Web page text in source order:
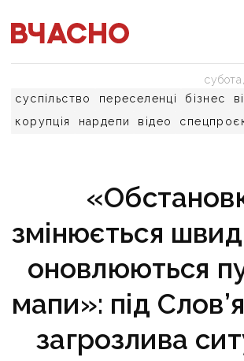
суспільство переселенці бізнес
корупція
нардепи відео
змінюється
оновлюються
мапи»: під
загрозлива